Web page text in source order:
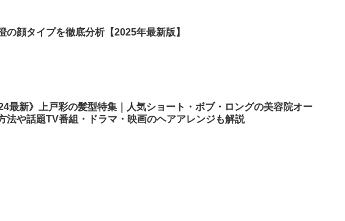
の顔タイプを徹底分析【2025年最新版】
最新》上戸彩の髪型特集｜人気ショート・ボブ・ロングの美容院オー
法や話題TV番組・ドラマ・映画のヘアアレンジも解説